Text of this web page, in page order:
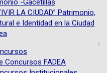
-Gacetillas
LA CIUDAD” Patrimonio,
e Identidad en la Ciudad
Concursos FADEA